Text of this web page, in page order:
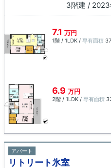
3階建 /
7.1 万円
1階 / 1LDK / 専有面積
6.9 万円
2階 / 1LDK / 専有面積
アパート
リトリート氷室